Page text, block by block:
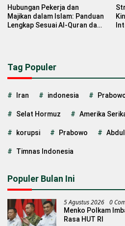
Hubungan Pekerja dan
Majikan dalam Islam: Panduan
Lengkap Sesuai Al-Quran dan
Tag Populer
Iran indonesia
Selat Hormuz Amerika
korupsi Prabowo
Timnas Indonesia
Populer Bulan Ini
5 Agustus 2026 0
Menko Polkam
Rasa HUT RI